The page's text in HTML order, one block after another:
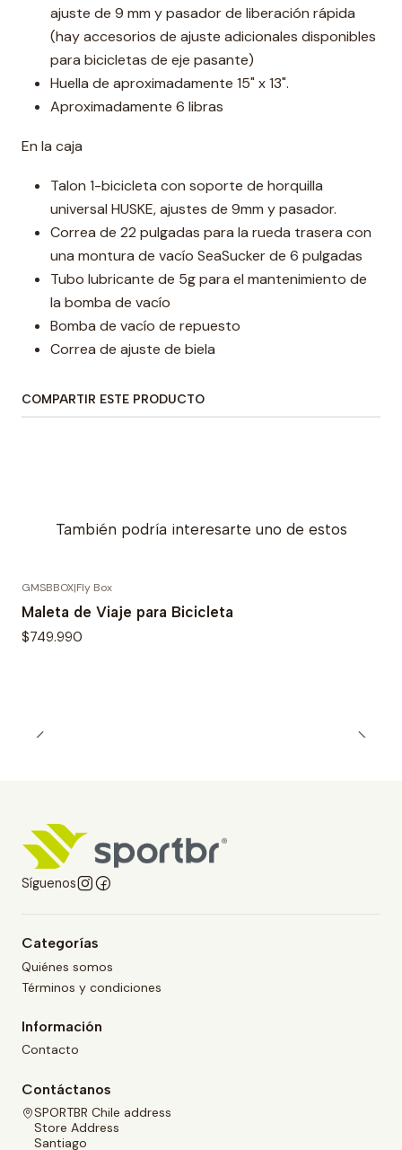
ajuste de 9 mm y pasador de liberación rápida
(hay accesorios de ajuste adicionales disponibles
para bicicletas de eje pasante)
Huella de aproximadamente 15" x 13".
Aproximadamente 6 libras
En la caja
Talon 1-bicicleta con soporte de horquilla
universal HUSKE, ajustes de 9mm y pasador.
Correa de 22 pulgadas para la rueda trasera con
una montura de vacío SeaSucker de 6 pulgadas
Tubo lubricante de 5g para el mantenimiento de
la bomba de vacío
Bomba de vacío de repuesto
Correa de ajuste de biela
COMPARTIR ESTE PRODUCTO
También podría interesarte uno de estos
GMSBBOX|Fly Box
Maleta de Viaje para Bicicleta
$749.990
Síguenos
Categorías
Quiénes somos
Términos y condiciones
Información
Contacto
Contáctanos
SPORTBR Chile address
Store Address
Santiago